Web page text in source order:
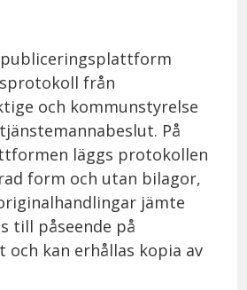
publiceringsplattform
från
och kommunstyrelse
På
läggs protokollen
form och utan bilagor,
jämte
till påseende på
och kan erhållas kopia av